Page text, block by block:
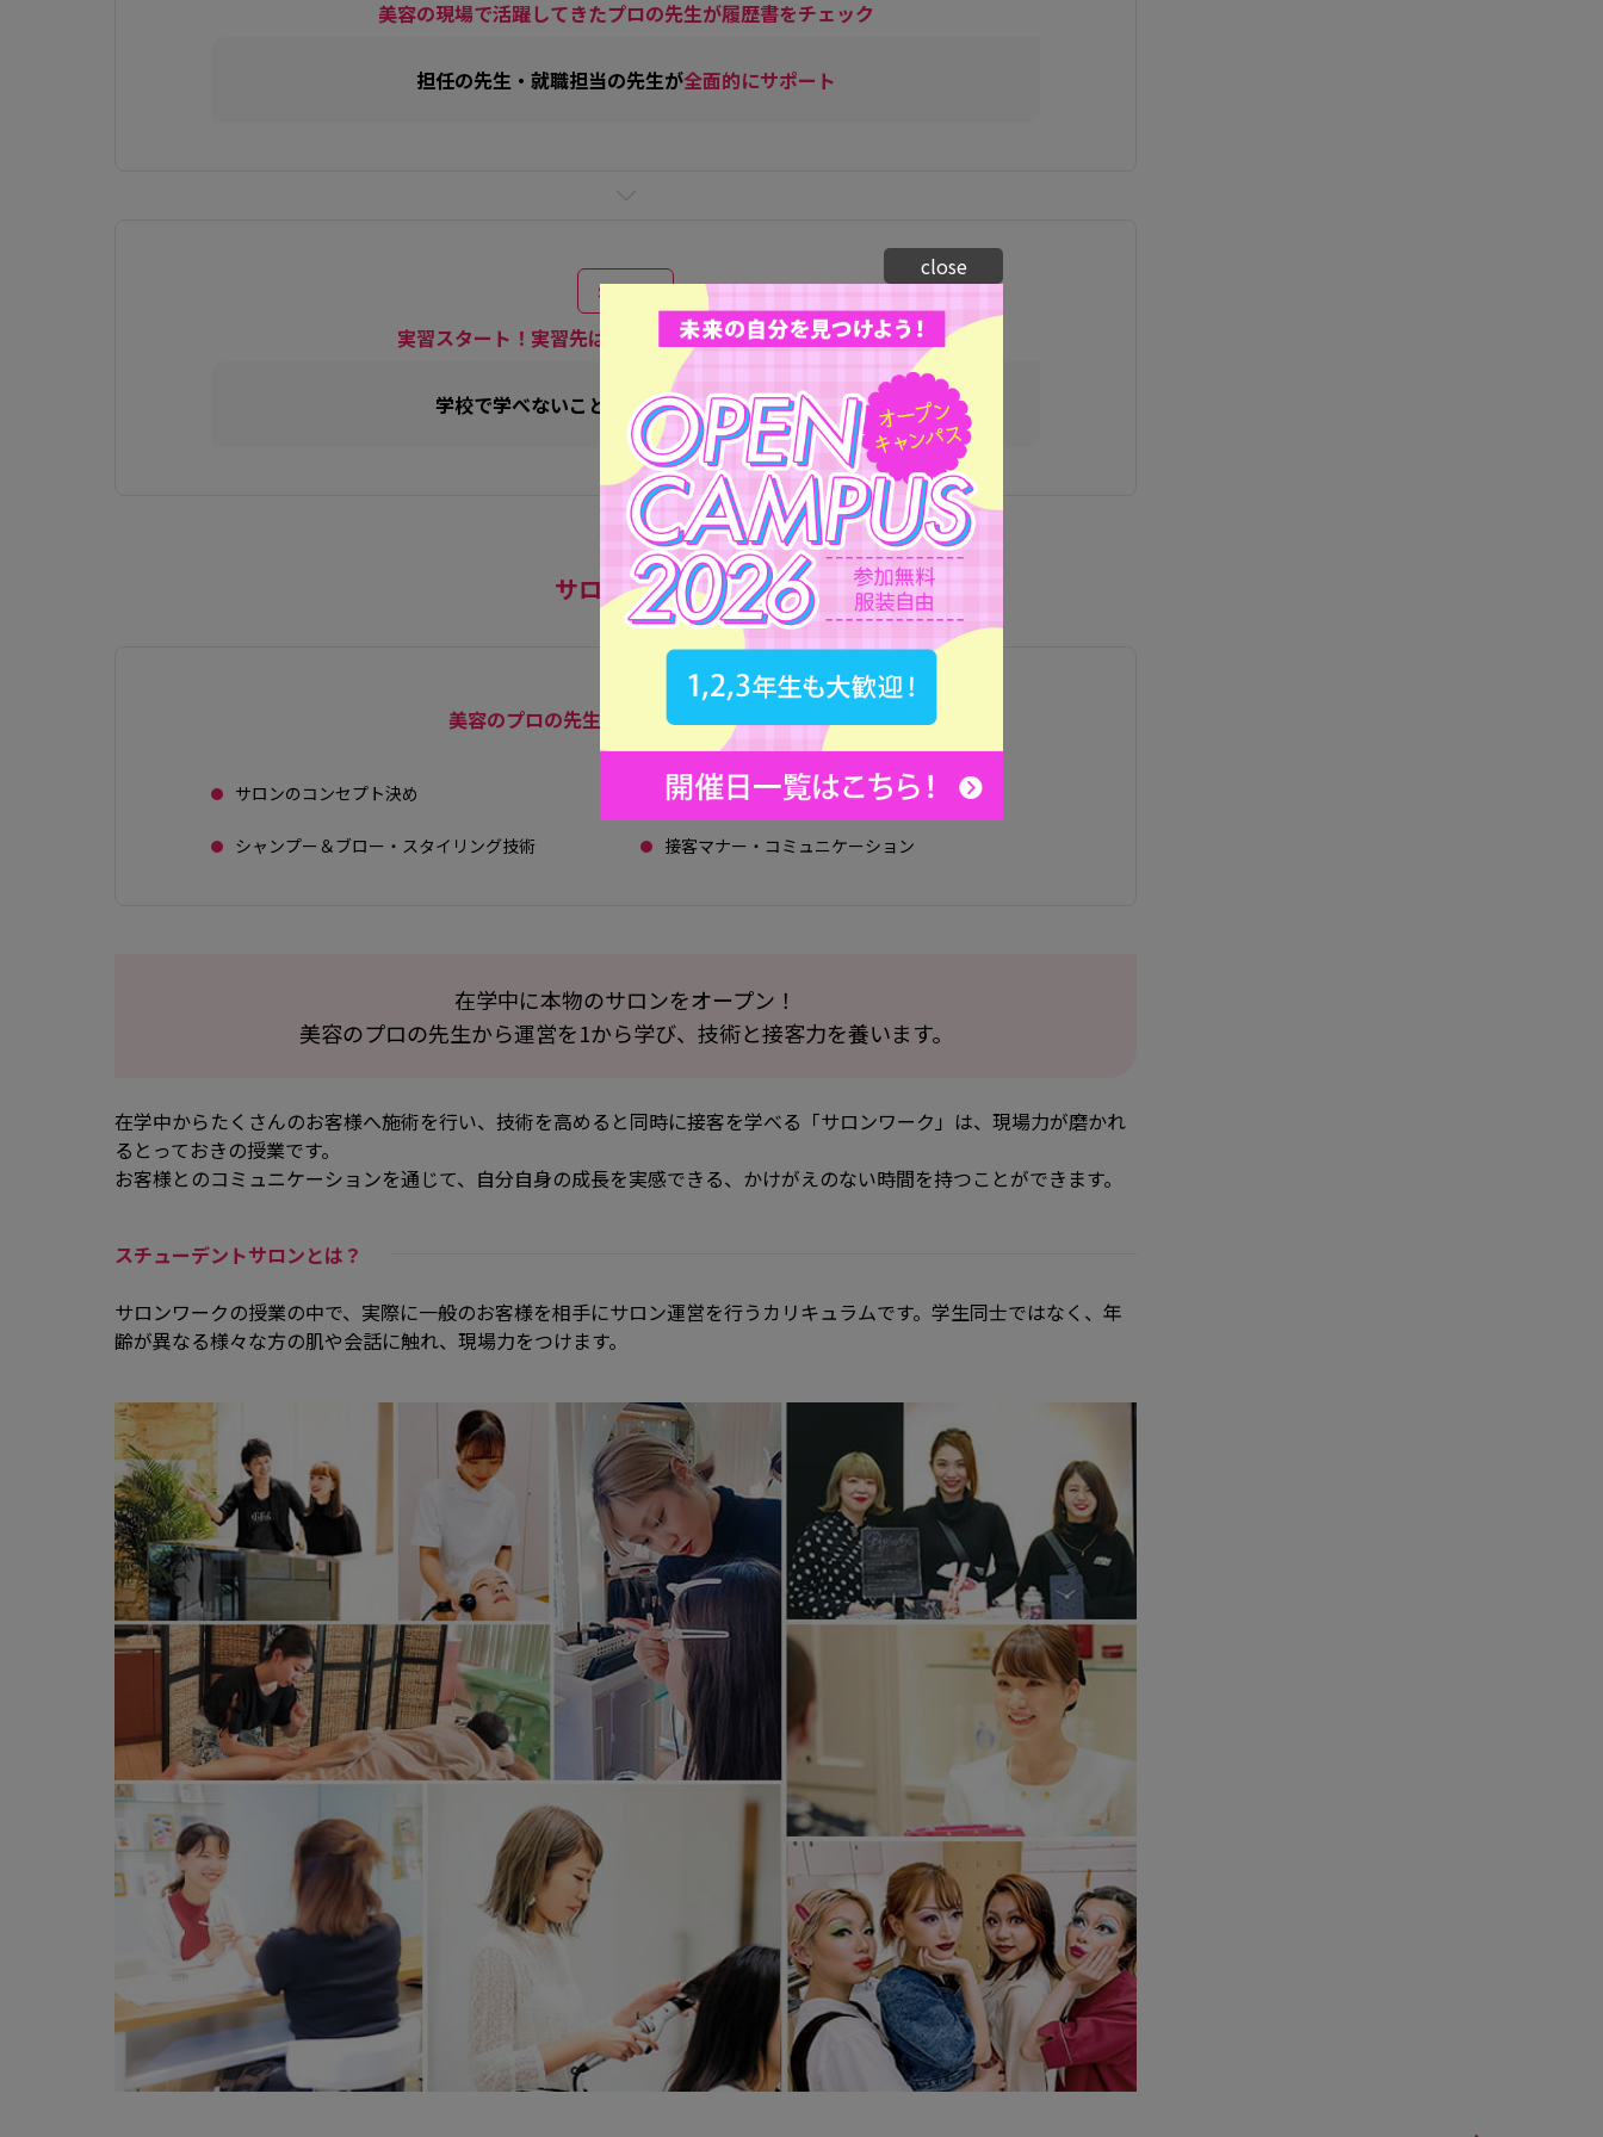
美容の現場で活躍してきたプロの先生が履歴書をチェック
担任の先生・就職担当の先生が全面的にサポート
STEP 4
実習スタート！実習先は卒業生も活躍する有名サロン
学校で学べないことも学べ就職にもつながる
サロンワーク
美容のプロの先生から、運営を1から学ぶ
サロンのコンセプト決め 受付・アシスタント業務
シャンプー＆ブロー・スタイリング技術 接客マナー・コミュニケーション
在学中に本物のサロンをオープン！
美容のプロの先生から運営を1から学び、技術と接客力を養います。
在学中からたくさんのお客様へ施術を行い、技術を高めると同時に接客を学べる「サロンワーク」は、現場力が磨かれ
るとっておきの授業です。
お客様とのコミュニケーションを通じて、自分自身の成長を実感できる、かけがえのない時間を持つことができます。
スチューデントサロンとは？
サロンワークの授業の中で、実際に一般のお客様を相手にサロン運営を行うカリキュラムです。学生同士ではなく、年
齢が異なる様々な方の肌や会話に触れ、現場力をつけます。
close